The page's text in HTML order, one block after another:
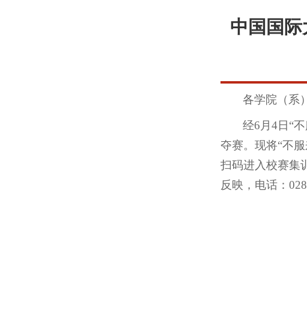
中国国
各学院（系
经6月4日“
夺赛。现将“不
扫码进入校赛集
反映，电话：